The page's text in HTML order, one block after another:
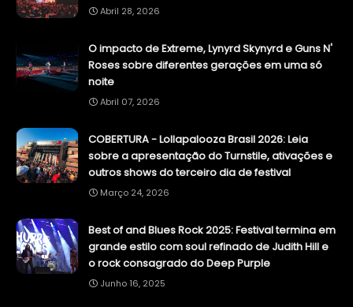
Abril 28, 2026
O impacto de Extreme, Lynyrd Skynyrd e Guns N'
Roses sobre diferentes gerações em uma só
noite
Abril 07, 2026
COBERTURA - Lollapalooza Brasil 2026: Leia
sobre a apresentação do Turnstile, ativações e
outros shows do terceiro dia de festival
Março 24, 2026
Best of and Blues Rock 2025: Festival termina em
grande estilo com soul refinado de Judith Hill e
o rock consagrado do Deep Purple
Junho 16, 2025